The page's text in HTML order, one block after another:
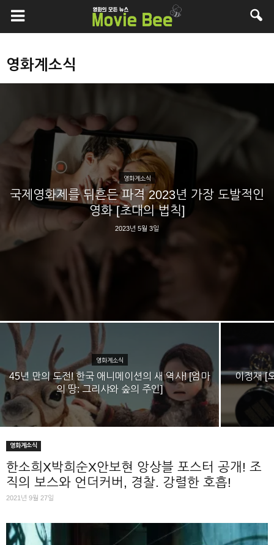
영화계소식
영화계소식
국제영화제를 뒤흔든 파격 2023년 가장 도발적인
영화 [초대의 법칙]
2023년 5월 3일
영화계소식
45년 만의 도전! 한국 애니메이션의 새 역사! [엄마
의 땅: 그리샤와 숲의 주인]
이정재 [
영화계소식
한소희X박희순X안보현 앙상블 포스터 공개! 조
직의 보스와 언더커버, 경찰. 강렬한 호흡!
2021년 9월 27일